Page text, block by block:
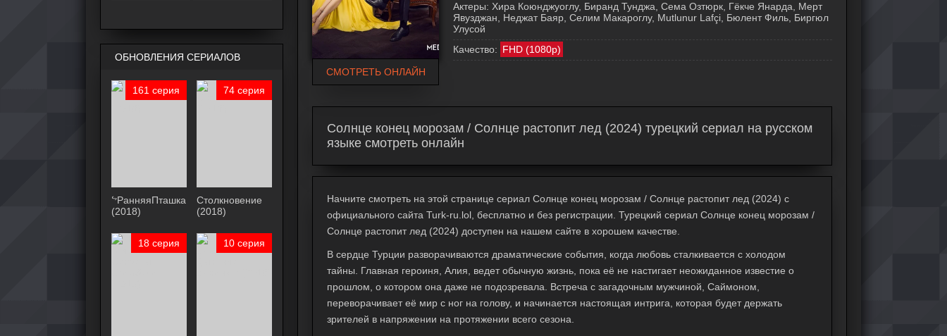
СМОТРЕТЬ ОНЛАЙН
Актеры: Хира Коюнджуоглу, Биранд Тунджа, Сема Озтюрк, Гёкче Янарда, Мерт
Явузджан, Неджат Баяр, Селим Макароглу, Mutlunur Lafçi, Бюлент Филь, Биргюл
Улусой
Качество: FHD (1080p)
Солнце конец морозам / Солнце растопит лед (2024) турецкий сериал на русском
языке смотреть онлайн
Начните смотреть на этой странице сериал Солнце конец морозам / Солнце растопит лед (2024) с
официального сайта Turk-ru.lol, бесплатно и без регистрации. Турецкий сериал Солнце конец морозам /
Солнце растопит лед (2024) доступен на нашем сайте в хорошем качестве.
В сердце Турции разворачиваются драматические события, когда любовь сталкивается с холодом
тайны. Главная героиня, Алия, ведет обычную жизнь, пока её не настигает неожиданное известие о
прошлом, о котором она даже не подозревала. Встреча с загадочным мужчиной, Саймоном,
переворачивает её мир с ног на голову, и начинается настоящая интрига, которая будет держать
зрителей в напряжении на протяжении всего сезона.
ОБНОВЛЕНИЯ СЕРИАЛОВ
161 серия
ᖦРанняяПташка
(2018)
74 серия
Столкновение
(2018)
18 серия 10 серия